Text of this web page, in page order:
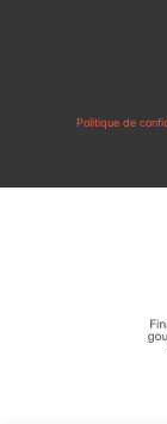
Politique de